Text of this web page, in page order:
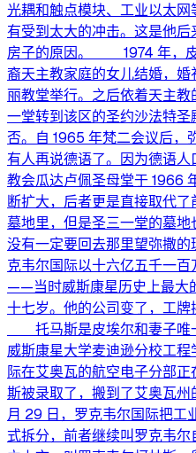
光耦和触点模块、工业以太
有受到太大的冲击。这是他
房子的原因。 1974 年，皮
裔天主教家庭的女儿结婚，
丽教堂举行。之后依着天主
一堂转到该区的圣约沙法特
否。自 1965 年梵二会议后，
有人再说德语了。因为德语
教会瓜达卢佩圣母堂于 1966
断扩大，后者更是直接取代
墓地里，但是圣三一堂的墓
没有一定要回去那里望弥
克韦尔国际以十六亿五千一
——当时威斯康星历史上最大
十七岁。他的公司变了，工牌
托马斯是皮埃尔和妻子唯
威斯康星大学麦迪逊分校工
际在艾奥瓦的航空电子分部
斯被录取了，搬到了艾奥瓦
月 29 日，罗克韦尔国际把工
式拆分，前者继续叫罗克韦